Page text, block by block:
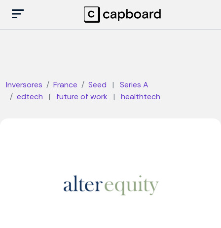
Inversores France Seed |
Series A
edtech
| future of work | healthtech